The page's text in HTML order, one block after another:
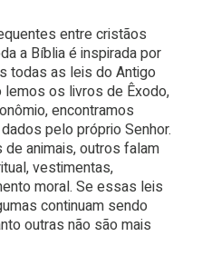
entre cristãos
a Bíblia é inspirada por
todas as leis do Antigo
lemos os livros de Êxodo,
encontramos
pelo próprio Senhor.
animais, outros falam
vestimentas,
moral. Se essas leis
continuam sendo
outras não são mais